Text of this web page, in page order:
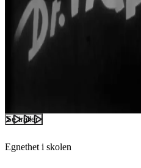
Se trailer
Egnethet i skolen